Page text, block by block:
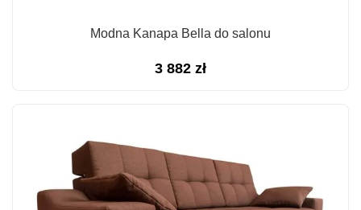
Modna Kanapa Bella do salonu
3 882 zł